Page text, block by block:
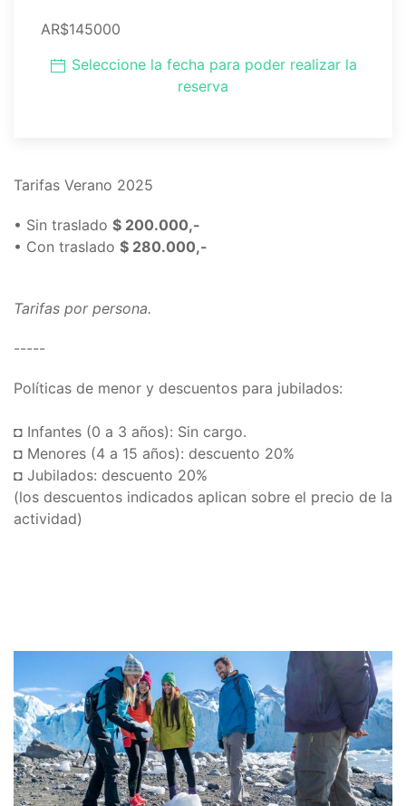
AR$145000
Seleccione la fecha para poder realizar la
reserva
Tarifas Verano 2025
• Sin traslado $ 200.000,-
• Con traslado $ 280.000,-
Tarifas por persona.
-----
Políticas de menor y descuentos para jubilados:
◘ Infantes (0 a 3 años): Sin cargo.
◘ Menores (4 a 15 años): descuento 20%
◘ Jubilados: descuento 20%
(los descuentos indicados aplican sobre el precio de la
actividad)